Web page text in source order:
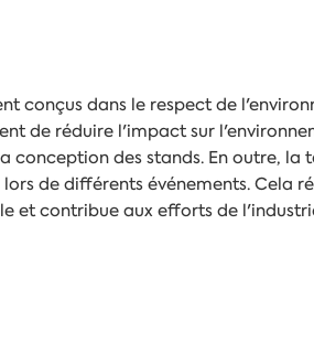
conçus dans le respect de
de réduire l'impact sur
conception des stands. En outre, la
de différents événements. Cela
et contribue aux efforts de